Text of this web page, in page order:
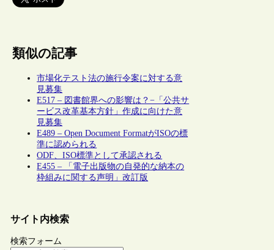
類似の記事
市場化テスト法の施行令案に対する意
見募集
E517 – 図書館界への影響は？−「公共サ
ービス改革基本方針」作成に向けた意
見募集
E489 – Open Document FormatがISOの標
準に認められる
ODF、ISO標準として承認される
E455 – 「電子出版物の自発的な納本の
枠組みに関する声明」改訂版
サイト内検索
検索フォーム